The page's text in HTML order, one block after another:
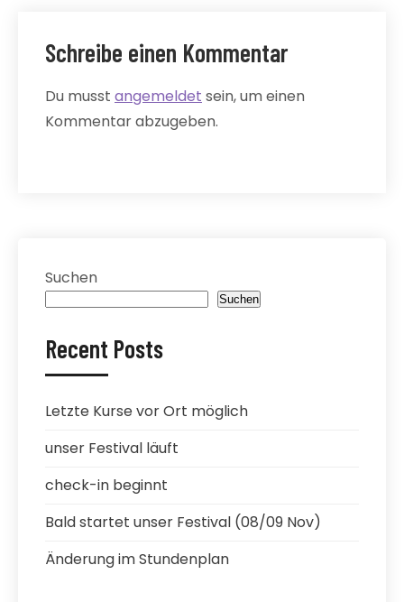
Schreibe einen Kommentar
Du musst angemeldet sein, um einen
Kommentar abzugeben.
Suchen
Suchen
Recent Posts
Letzte Kurse vor Ort möglich
unser Festival läuft
check-in beginnt
Bald startet unser Festival (08/09 Nov)
Änderung im Stundenplan